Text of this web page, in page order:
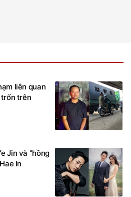
liên quan
trên
Jin và "hồng
In